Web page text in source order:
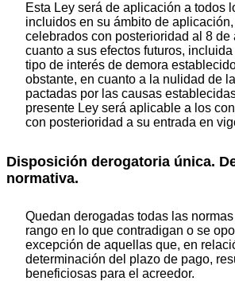
Esta Ley será de aplicación a todos
incluidos en su ámbito de
celebrados con posterioridad al 8 de
cuanto a sus efectos futuros,
tipo de interés de demora
obstante, en cuanto a la nulidad de
pactadas por las causas
presente Ley será aplicable a los
con posterioridad a su entrada en
Disposición derogatoria única.
normativa.
Quedan derogadas todas las
rango en lo que contradigan o se
excepción de aquellas que, en
determinación del plazo de pago,
beneficiosas para el acreedor.